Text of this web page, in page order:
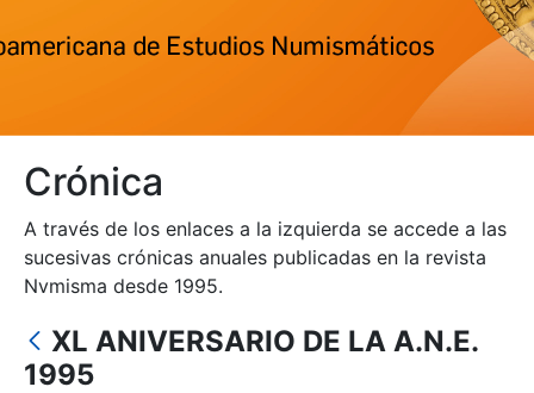
Show/Hide
Show/Hide
Show/Hide
Crónica
A través de los enlaces a la izquierda se accede a las
sucesivas crónicas anuales publicadas en la revista
Nvmisma desde 1995.
XL ANIVERSARIO DE LA A.N.E.
1995